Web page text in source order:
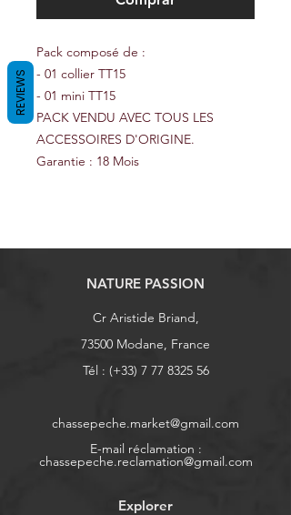
Pack composé de :
- 01 collier TT15
- 01 mini TT15
PACK VENDU AVEC TOUS LES
ACCESSOIRES D'ORIGINE.
Garantie : 18 Mois
NATURE PASSION
Cr Aristide Briand,
73500 Modane, France
Tél : (+33) 7 77 8325 56
chassepeche.market@gmail.com
E-mail réclamation :
chassepeche.reclamation@gmail.com
Explorer
REVIEWS